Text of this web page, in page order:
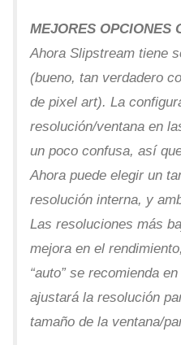
MEJORES OPCIONES
Ahora Slipstream tiene
(bueno, tan verdadero
de pixel art). La
resolución/ventana en
un poco confusa, así
Ahora puede elegir un
resolución interna, y
Las resoluciones más
mejora en el
“auto” se recomienda
ajustará la resolución
tamaño de la ventana/